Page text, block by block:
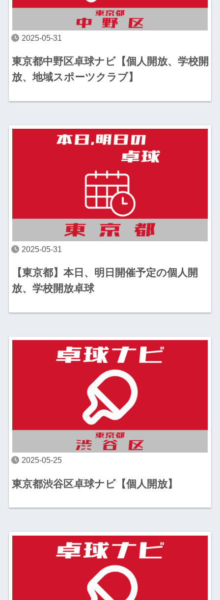
2025-05-31
東京都中野区卓球ナビ【個人開放、学校開
放、地域スポーツクラブ】
2025-05-31
【東京都】本日、明日開催予定の個人開
放、学校開放卓球
2025-05-25
東京都渋谷区卓球ナビ【個人開放】